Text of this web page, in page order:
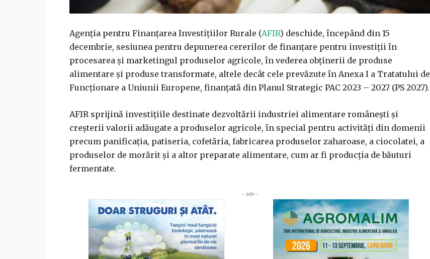
Agenţia pentru Finanţarea Investiţiilor Rurale (AFIR) deschide, începând din 15
decembrie, sesiunea pentru depunerea cererilor de finanţare pentru investiţii în
procesarea şi marketingul produselor agricole, în vederea obţinerii de produse
alimentare şi produse transformate, altele decât cele prevăzute în Anexa I a Tratatului de
Funcţionare a Uniunii Europene, finanţată din Planul Strategic PAC 2023 – 2027 (PS 2027).
AFIR sprijină investiţiile destinate dezvoltării industriei alimentare româneşti şi
creşterii valorii adăugate a produselor agricole, în special pentru activităţi din domenii
precum panificaţia, patiseria, cofetăria, fabricarea produselor zaharoase, a ciocolatei, a
produselor de morărit şi a altor preparate alimentare, cum ar fi producţia de băuturi
fermentate.
‹ adv ›